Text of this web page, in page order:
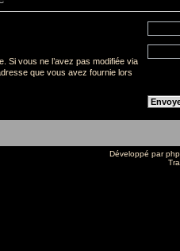
Si vous ne l’avez pas modifiée via
que vous avez fournie lors
Développé par